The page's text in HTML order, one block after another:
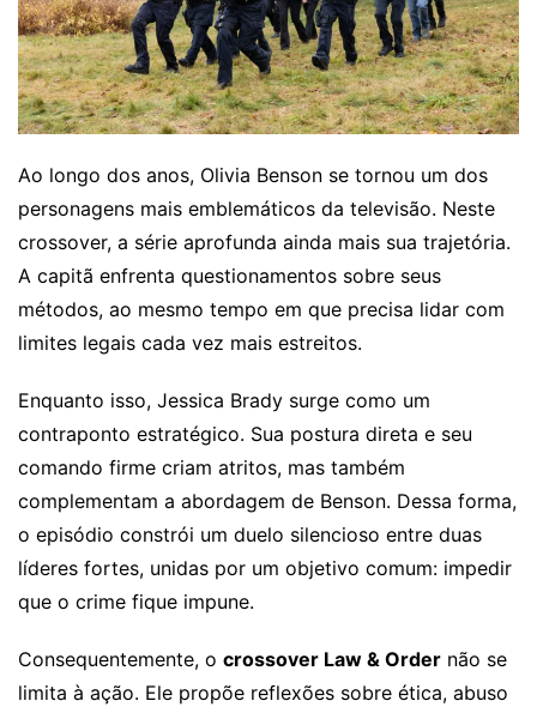
Ao longo dos anos, Olivia Benson se tornou um dos
personagens mais emblemáticos da televisão. Neste
crossover, a série aprofunda ainda mais sua trajetória.
A capitã enfrenta questionamentos sobre seus
métodos, ao mesmo tempo em que precisa lidar com
limites legais cada vez mais estreitos.
Enquanto isso, Jessica Brady surge como um
contraponto estratégico. Sua postura direta e seu
comando firme criam atritos, mas também
complementam a abordagem de Benson. Dessa forma,
o episódio constrói um duelo silencioso entre duas
líderes fortes, unidas por um objetivo comum: impedir
que o crime fique impune.
Consequentemente, o crossover Law & Order não se
limita à ação. Ele propõe reflexões sobre ética, abuso